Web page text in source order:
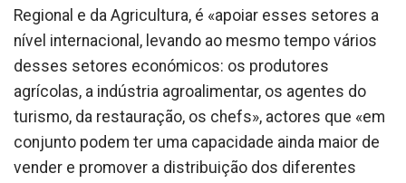
Regional e da Agricultura, é «apoiar esses setores a
nível internacional, levando ao mesmo tempo vários
desses setores económicos: os produtores
agrícolas, a indústria agroalimentar, os agentes do
turismo, da restauração, os chefs», actores que «em
conjunto podem ter uma capacidade ainda maior de
vender e promover a distribuição dos diferentes